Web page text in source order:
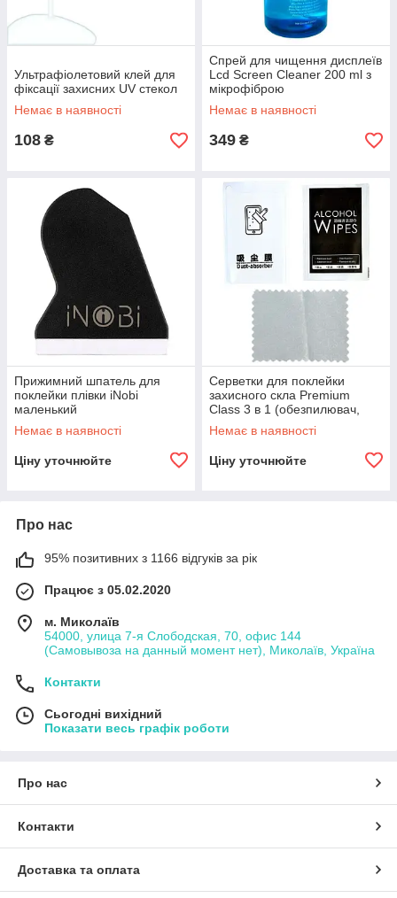
Ультрафіолетовий клей для
фіксації захисних UV стекол
Немає в наявності
108 ₴
Спрей для чищення дисплеїв
Lcd Screen Cleaner 200 ml з
мікрофіброю
Немає в наявності
349 ₴
Прижимний шпатель для
поклейки плівки iNobi
маленький
Немає в наявності
Ціну уточнюйте
Серветки для поклейки
захисного скла Premium
Class 3 в 1 (обезпилювач,
волога, мікрофібра)
Немає в наявності
Ціну уточнюйте
Про нас
95% позитивних з 1166 відгуків за рік
Працює з 05.02.2020
м. Миколаїв
54000, улица 7-я Слободская, 70, офис 144
(Самовывоза на данный момент нет), Миколаїв, Україна
Контакти
Сьогодні вихідний
Показати весь графік роботи
Про нас
Контакти
Доставка та оплата